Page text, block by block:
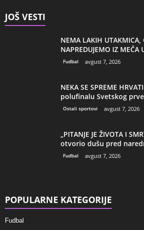
JOŠ VESTI
NEMA LAKIH UTAKMICA,
NAPREDUJEMO IZ MEČA
Fudbal avgust 7, 2026
NEKA SE SPREME
polufinalu Svetskog
Ostali sportovi avgust 7, 2026
„PITANJE JE ŽIVOTA I
otvorio dušu pred
Fudbal avgust 7, 2026
POPULARNE KATEGORIJE
Fudbal